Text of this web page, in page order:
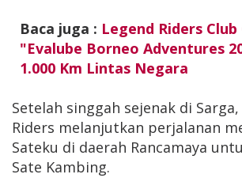
Baca juga : Legend Riders Club
"Evalube Borneo Adventures
1.000 Km Lintas Negara
Setelah singgah sejenak di
Riders melanjutkan perjalanan
Sateku di daerah Rancamaya
Sate Kambing.